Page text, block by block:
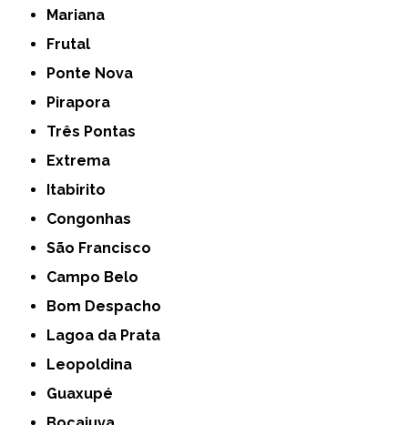
Mariana
Frutal
Ponte Nova
Pirapora
Três Pontas
Extrema
Itabirito
Congonhas
São Francisco
Campo Belo
Bom Despacho
Lagoa da Prata
Leopoldina
Guaxupé